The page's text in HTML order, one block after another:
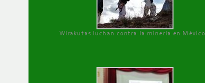
Wirakutas luchan contra la minería en México